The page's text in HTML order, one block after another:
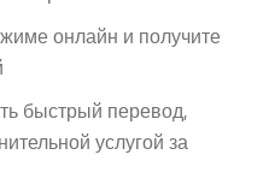
онлайн и получите
быстрый перевод,
услугой за